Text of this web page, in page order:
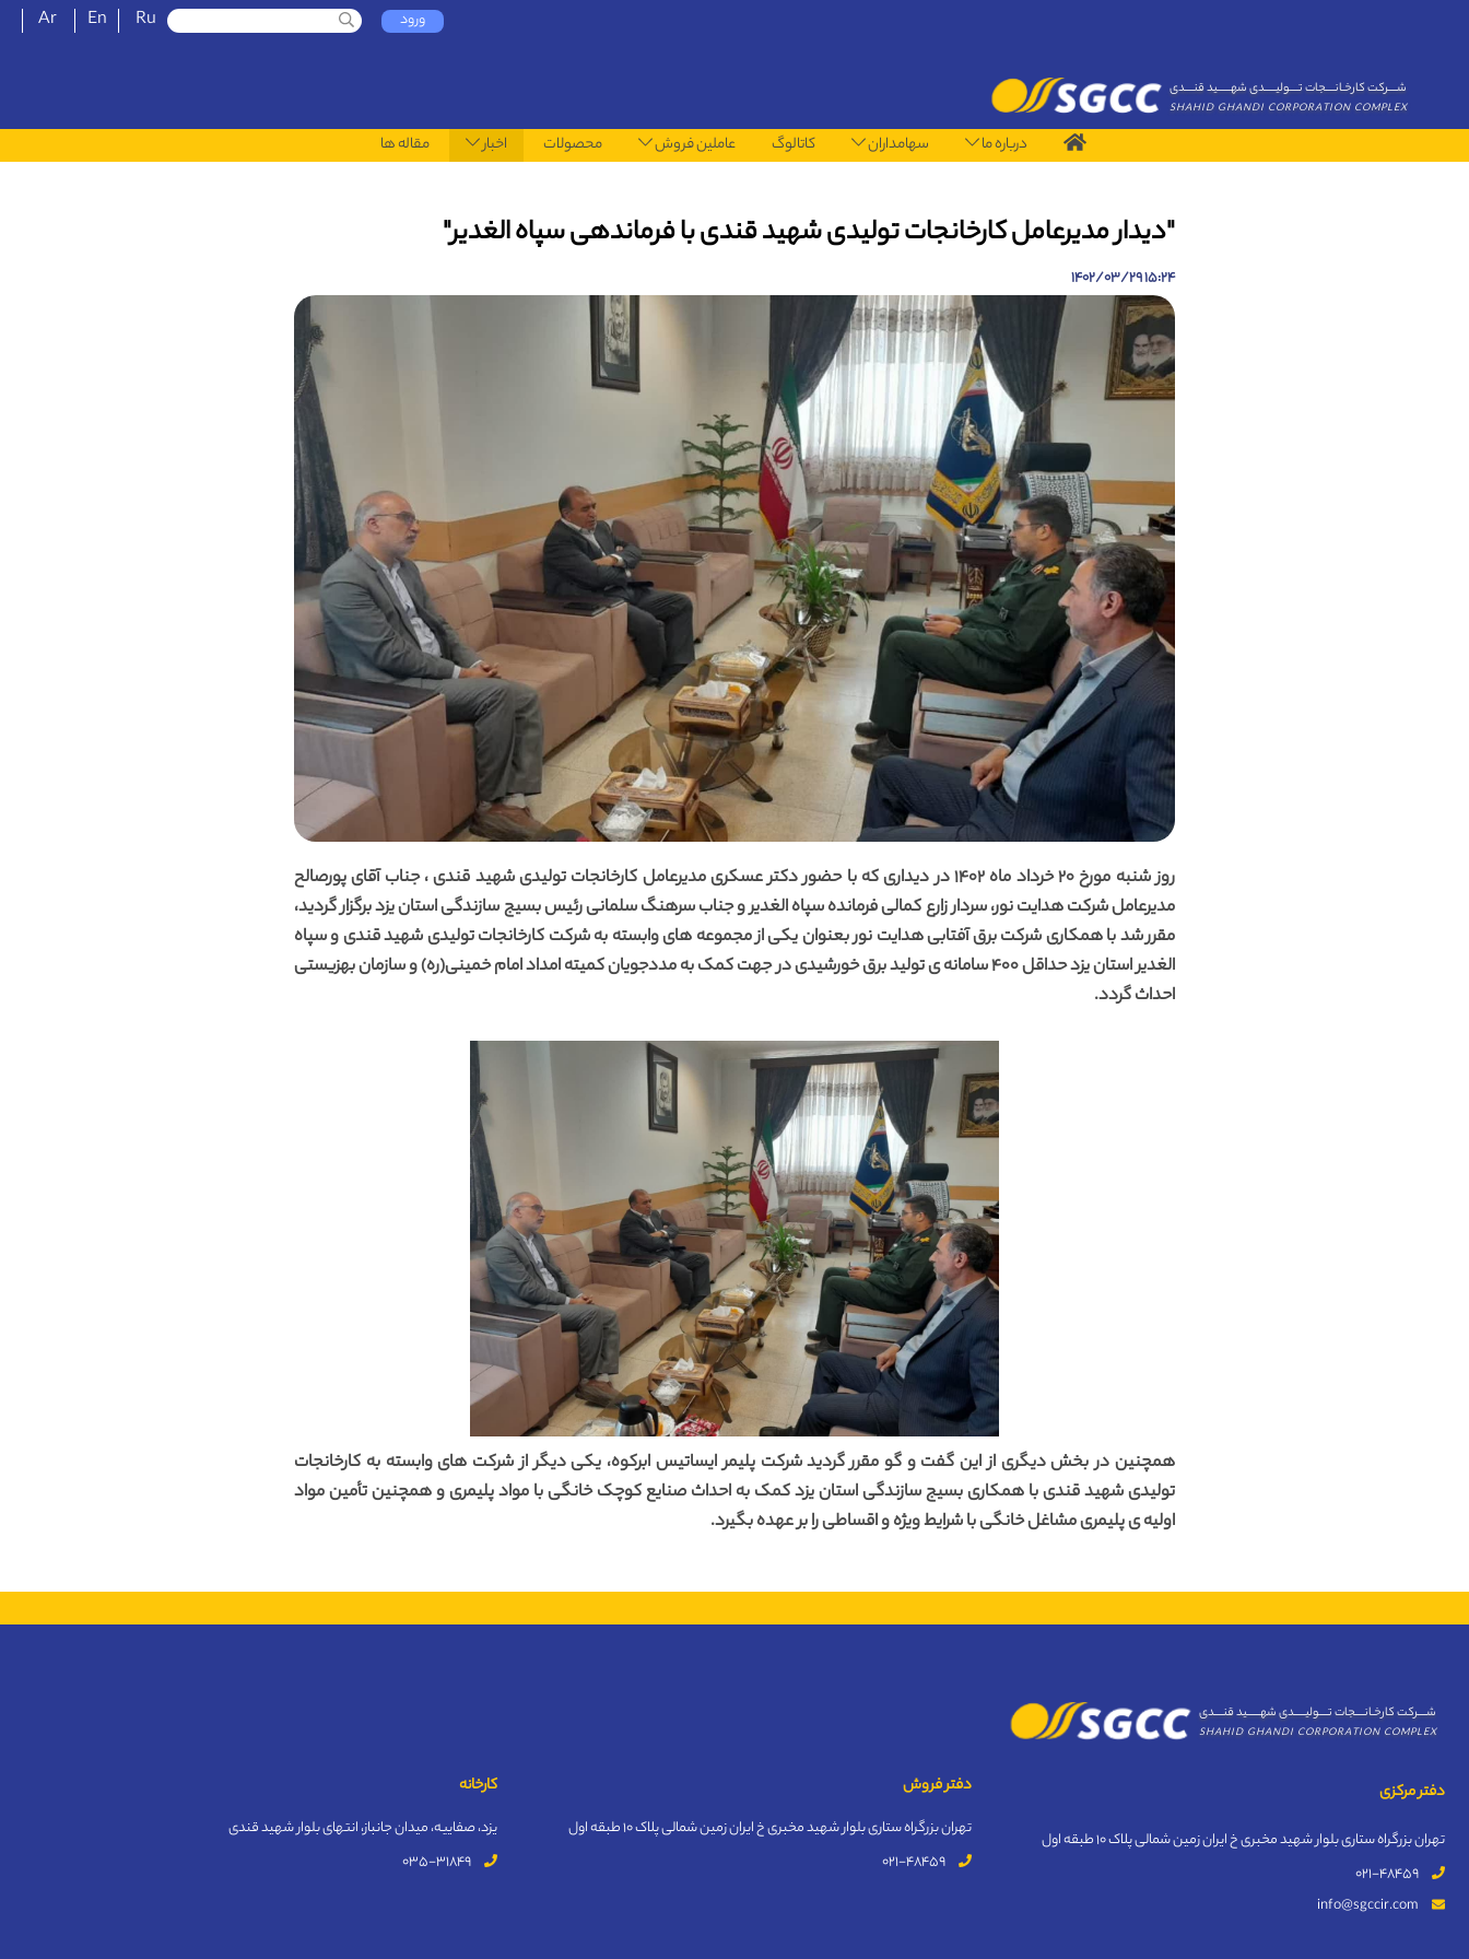
Ar En Ru ورود
شــــرکت کارخـانــــجات تــــولیـــــدی شهــــــید قنــــدی
SHAHID GHANDI CORPORATION COMPLEX
درباره ما سهامداران کاتالوگ عاملین فروش محصولات اخبار مقاله ها
"دیدار مدیرعامل کارخانجات تولیدی شهید قندی با فرماندهی سپاه الغدیر"
15:24 1402/03/29
روز شنبه مورخ 20 خرداد ماه 1402 در دیداری که با حضور دکتر عسکری مدیرعامل کارخانجات تولیدی شهید قندی ، جناب آقای پورصالح
مدیرعامل شرکت هدایت نور، سردار زارع کمالی فرمانده سپاه الغدیر و جناب سرهنگ سلمانی رئیس بسیج سازندگی استان یزد برگزار گردید،
مقرر شد با همکاری شرکت برق آفتابی هدایت نور بعنوان یکی از مجموعه های وابسته به شرکت کارخانجات تولیدی شهید قندی و سپاه
الغدیر استان یزد حداقل 400 سامانه ی تولید برق خورشیدی در جهت کمک به مددجویان کمیته امداد امام خمینی(ره) و سازمان بهزیستی
احداث گردد.
همچنین در بخش دیگری از این گفت و گو مقرر گردید شرکت پلیمر ایساتیس ابرکوه، یکی دیگر از شرکت های وابسته به کارخانجات
تولیدی شهید قندی با همکاری بسیج سازندگی استان یزد کمک به احداث صنایع کوچک خانگی با مواد پلیمری و همچنین تأمین مواد
اولیه ی پلیمری مشاغل خانگی با شرایط ویژه و اقساطی را بر عهده بگیرد.
شــــرکت کارخـانــــجات تــــولیـــــدی شهــــــید قنــــدی
SHAHID GHANDI CORPORATION COMPLEX
دفتر مرکزی
تهران بزرگراه ستاری بلوار شهید مخبری خ ایران زمین شمالی پلاک 10 طبقه اول
دفتر فروش
تهران بزرگراه ستاری بلوار شهید مخبری خ ایران زمین شمالی پلاک 10 طبقه اول
021-48459
کارخانه
یزد، صفاییه، میدان جانباز، انتهای بلوار شهید قندی